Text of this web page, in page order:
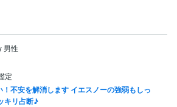
男性
定
不安を解消します イエスノーの強弱もしっ
キリ占断♪